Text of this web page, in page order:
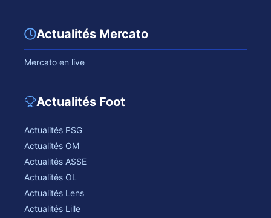
Actualités Mercato
Mercato en live
Actualités Foot
Actualités PSG
Actualités OM
Actualités ASSE
Actualités OL
Actualités Lens
Actualités Lille